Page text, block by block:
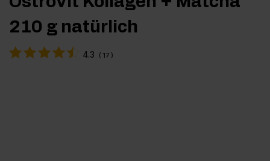
210 g natürlich
4.3 ( 17 )